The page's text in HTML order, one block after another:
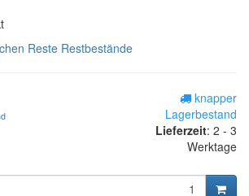
Reste Restbestände
knapper
Lagerbestand
Lieferzeit: 2 - 3
Werktage